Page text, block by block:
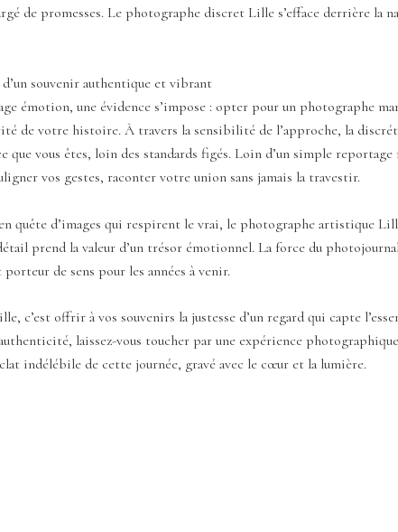
de promesses. Le photographe discret Lille s’efface derrière la
souvenir authentique et vibrant
émotion, une évidence s’impose : opter pour un photographe
de votre histoire. À travers la sensibilité de l’approche, la
vous êtes, loin des standards figés. Loin d’un simple
vos gestes, raconter votre union sans jamais la travestir.
quête d’images qui respirent le vrai, le photographe artistique
prend la valeur d’un trésor émotionnel. La force du
de sens pour les années à venir.
c’est offrir à vos souvenirs la justesse d’un regard qui capte
laissez-vous toucher par une expérience
indélébile de cette journée, gravé avec le cœur et la lumière.